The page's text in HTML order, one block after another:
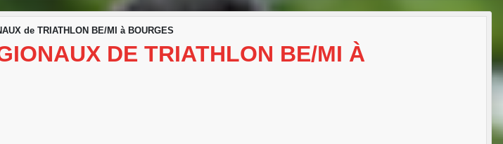
de TRIATHLON BE/MI à BOURGES
DE TRIATHLON BE/MI À